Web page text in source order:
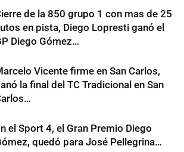
de la 850 grupo 1 con mas de 25
en pista, Diego Lopresti ganó el
Diego Gómez…
Vicente firme en San Carlos,
la final del TC Tradicional en San
el Sport 4, el Gran Premio Diego
quedó para José Pellegrina…